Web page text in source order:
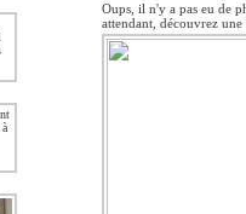
Oups, il n'y a pas eu de
attendant, découvrez